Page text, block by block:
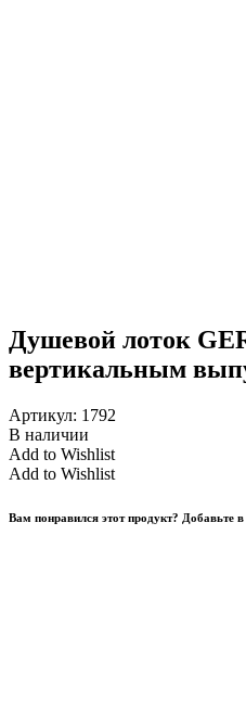
Душевой лоток
вертикальным
Артикул: 1792
В наличии
Add to Wishlist
Add to Wishlist
Вам понравился этот продукт? Добавьте